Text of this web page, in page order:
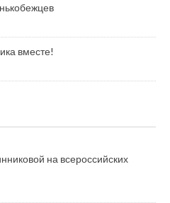
вместе!
на всероссийских